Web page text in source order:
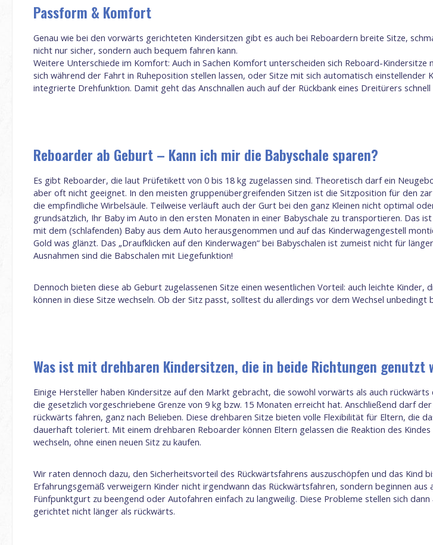
Passform & Komfort
Genau wie bei den vorwärts gerichteten Kindersitzen gibt es auch bei Reboardern breite Sitze,
nicht nur sicher, sondern auch bequem fahren kann.
Weitere Unterschiede im Komfort: Auch in Sachen Komfort unterscheiden sich Reboard-
sich während der Fahrt in Ruheposition stellen lassen, oder Sitze mit sich automatisch
integrierte Drehfunktion. Damit geht das Anschnallen auch auf der Rückbank eines Dreitürers
Reboarder ab Geburt – Kann ich mir die Babyschale sparen?
Es gibt Reboarder, die laut Prüfetikett von 0 bis 18 kg zugelassen sind. Theoretisch darf ein
aber oft nicht geeignet. In den meisten gruppenübergreifenden Sitzen ist die Sitzposition für den
die empfindliche Wirbelsäule. Teilweise verläuft auch der Gurt bei den ganz Kleinen nicht optimal
grundsätzlich, Ihr Baby im Auto in den ersten Monaten in einer Babyschale zu transportieren. Das
mit dem (schlafenden) Baby aus dem Auto herausgenommen und auf das Kinderwagengestell
Gold was glänzt. Das „Draufklicken auf den Kinderwagen“ bei Babyschalen ist zumeist nicht für
Ausnahmen sind die Babschalen mit Liegefunktion!
Dennoch bieten diese ab Geburt zugelassenen Sitze einen wesentlichen Vorteil: auch leichte
können in diese Sitze wechseln. Ob der Sitz passt, solltest du allerdings vor dem Wechsel
Was ist mit drehbaren Kindersitzen, die in beide Richtungen
Einige Hersteller haben Kindersitze auf den Markt gebracht, die sowohl vorwärts als auch
die gesetzlich vorgeschriebene Grenze von 9 kg bzw. 15 Monaten erreicht hat. Anschließend darf
rückwärts fahren, ganz nach Belieben. Diese drehbaren Sitze bieten volle Flexibilität für Eltern, die
dauerhaft toleriert. Mit einem drehbaren Reboarder können Eltern gelassen die Reaktion des
wechseln, ohne einen neuen Sitz zu kaufen.
Wir raten dennoch dazu, den Sicherheitsvorteil des Rückwärtsfahrens auszuschöpfen und das
Erfahrungsgemäß verweigern Kinder nicht irgendwann das Rückwärtsfahren, sondern beginnen
Fünfpunktgurt zu beengend oder Autofahren einfach zu langweilig. Diese Probleme stellen sich
gerichtet nicht länger als rückwärts.